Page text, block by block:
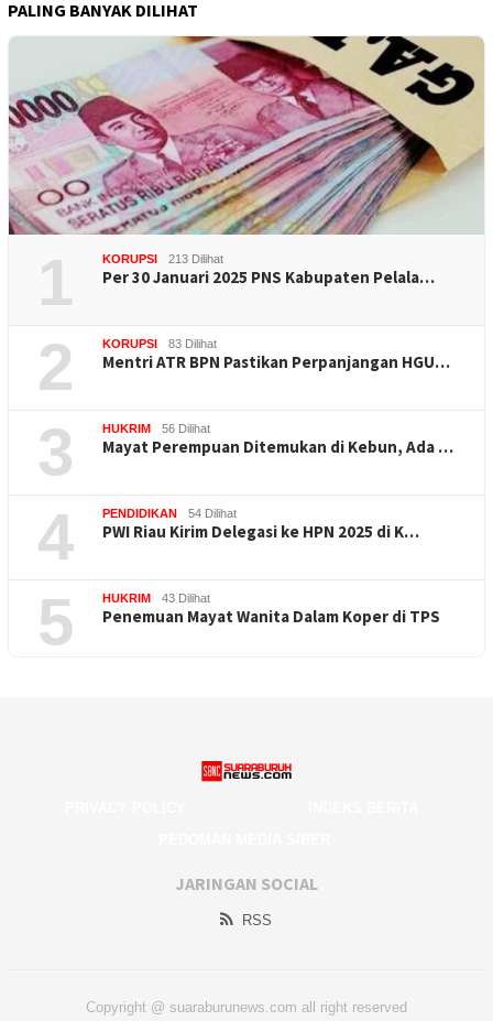
PALING BANYAK DILIHAT
1 KORUPSI 213 Dilihat
Per 30 Januari 2025 PNS Kabupaten Pelala…
2 KORUPSI 83 Dilihat
Mentri ATR BPN Pastikan Perpanjangan HGU…
3 HUKRIM 56 Dilihat
Mayat Perempuan Ditemukan di Kebun, Ada …
4 PENDIDIKAN 54 Dilihat
PWI Riau Kirim Delegasi ke HPN 2025 di K…
5 HUKRIM 43 Dilihat
Penemuan Mayat Wanita Dalam Koper di TPS
JARINGAN SOCIAL
RSS
Copyright @ suaraburunews.com all right reserved